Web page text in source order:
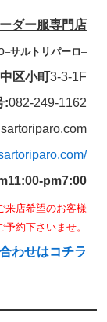
ダー服専門店
–サルトリパーロ–
区小町3-3-1F
:082-249-1162
pm7:00
来店希望のお客様
約下さいませ。
わせはコチラ